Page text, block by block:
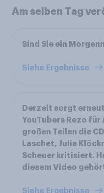
Am selben Tag
Sind Sie ein
Siehe Ergebnisse
Derzeit sorgt
YouTubers Rezo für
großen Teilen die
Laschet, Julia
Scheuer kritisiert.
diesem Video
Siehe Ergebnisse